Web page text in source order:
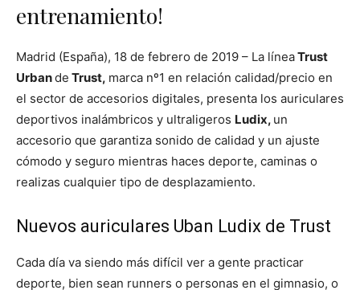
entrenamiento!
Madrid (España), 18 de febrero de 2019 – La líneaTrust
Urbande Trust, marca nº1 en relación calidad/precio en
el sector de accesorios digitales, presenta los auriculares
deportivos inalámbricos y ultraligeros Ludix, un
accesorio que garantiza sonido de calidad y un ajuste
cómodo y seguro mientras haces deporte, caminas o
realizas cualquier tipo de desplazamiento.
Nuevos auriculares Uban Ludix de Trust
Cada día va siendo más difícil ver a gente practicar
deporte, bien sean runners o personas en el gimnasio, o